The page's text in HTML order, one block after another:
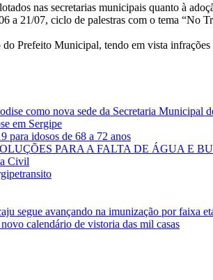
nas secretarias municipais quanto à
a 21/07, ciclo de palestras com o tema “No
Prefeito Municipal, tendo em vista
como nova sede da Secretaria Municipal
em Sergipe
para idosos de 68 a 72 anos
PARA A FALTA DE ÁGUA E
Civil
transito
segue avançando na imunização por faixa
calendário de vistoria das mil casas